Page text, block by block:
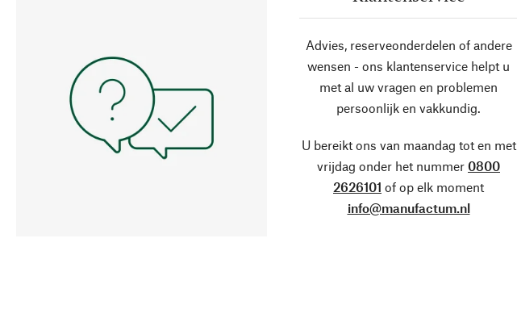
Advies, reserveonderdelen of andere
wensen - ons klantenservice helpt u
met al uw vragen en problemen
persoonlijk en vakkundig.
U bereikt ons van maandag tot en met
vrijdag onder het nummer 0800
2626101 of op elk moment
info@manufactum.nl